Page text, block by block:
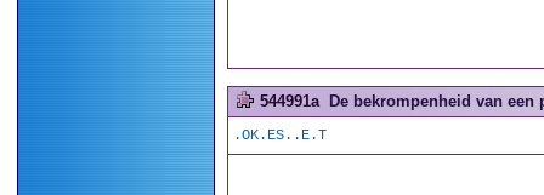
544991a De bekrompenheid van een
.OK.ES..E.T